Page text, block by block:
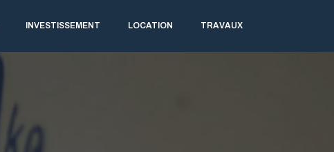
INVESTISSEMENT LOCATION TRAVAUX